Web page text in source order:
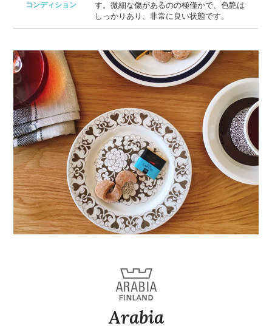
コンディション
す。微細な傷があるのの極僅かで、色艶は
しっかりあり、非常に良い状態です。
Arabia